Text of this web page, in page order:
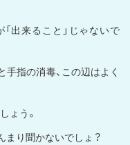
出来ること」じゃないで
手指の消毒、この辺はよく
ょう。
まり聞かないでしょ？